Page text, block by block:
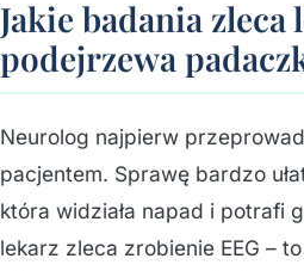
Jakie badania zleca
podejrzewa
Neurolog najpierw
pacjentem. Sprawę bardzo
która widziała napad i potrafi
lekarz zleca zrobienie EEG –